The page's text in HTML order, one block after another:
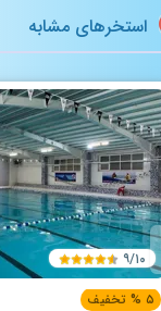
استخرهای مشابه
۹/۱۰
۵ % تخفیف